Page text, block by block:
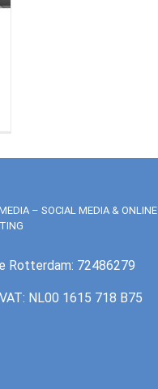
– SOCIAL MEDIA & ONLINE
Rotterdam: 72486279
NL00 1615 718 B75